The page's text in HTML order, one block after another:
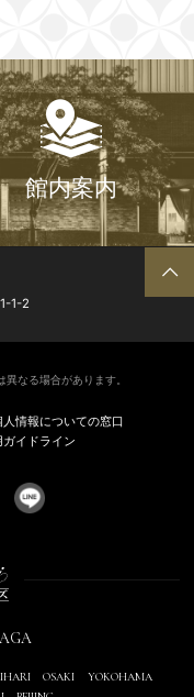
館内案内
1-2
なる場合があります。
人情報についての窓口
イドライン
OSAKI
YOKOHAMA